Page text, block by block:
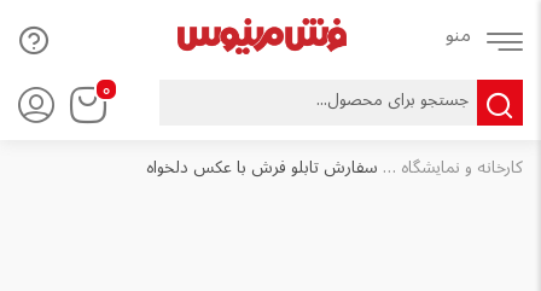
۰
کارخانه و نمایشگاه فرش ماشینی مرینوس سفارش تابلو فرش با عکس دلخواه